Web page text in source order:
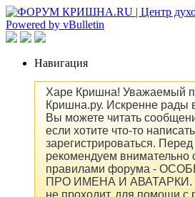
Навигация
Харе Кришна! Уважаемый
Кришна.ру. Искренне рады
Вы можете читать
если хотите что-то
зарегистрироваться.
рекомендуем внимательно
правилами форума -
ПРО ИМЕНА И АВАТАРКИ.